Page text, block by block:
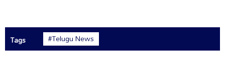
Tags #Telugu News